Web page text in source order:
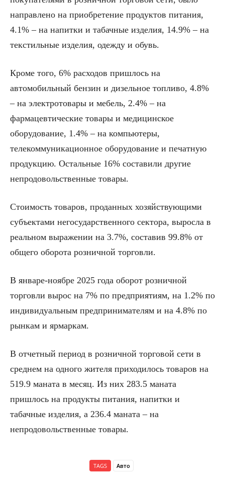
направлено на приобретение продуктов питания,
4.1% – на напитки и табачные изделия, 14.9% – на
текстильные изделия, одежду и обувь.
Кроме того, 6% расходов пришлось на
автомобильный бензин и дизельное топливо, 4.8%
– на электротовары и мебель, 2.4% – на
фармацевтические товары и медицинское
оборудование, 1.4% – на компьютеры,
телекоммуникационное оборудование и печатную
продукцию. Остальные 16% составили другие
непродовольственные товары.
Стоимость товаров, проданных хозяйствующими
субъектами негосударственного сектора, выросла в
реальном выражении на 3.7%, составив 99.8% от
общего оборота розничной торговли.
В январе-ноябре 2025 года оборот розничной
торговли вырос на 7% по предприятиям, на 1.2% по
индивидуальным предпринимателям и на 4.8% по
рынкам и ярмаркам.
В отчетный период в розничной торговой сети в
среднем на одного жителя приходилось товаров на
519.9 маната в месяц. Из них 283.5 маната
пришлось на продукты питания, напитки и
табачные изделия, а 236.4 маната – на
непродовольственные товары.
TAGS Авто